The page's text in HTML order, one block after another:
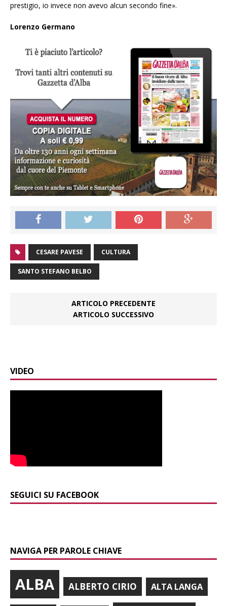
prestigio, io invece non avevo alcun secondo fine».
Lorenzo Germano
CESARE PAVESE CULTURA
SANTO STEFANO BELBO
ARTICOLO PRECEDENTE
ARTICOLO SUCCESSIVO
VIDEO
SEGUICI SU FACEBOOK
NAVIGA PER PAROLE CHIAVE
ALBA ALBERTO CIRIO ALTA LANGA